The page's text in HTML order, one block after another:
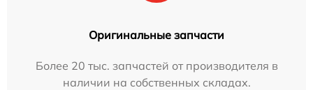
Оригинальные запчасти
Более 20 тыс. запчастей от производителя в
наличии на собственных складах.